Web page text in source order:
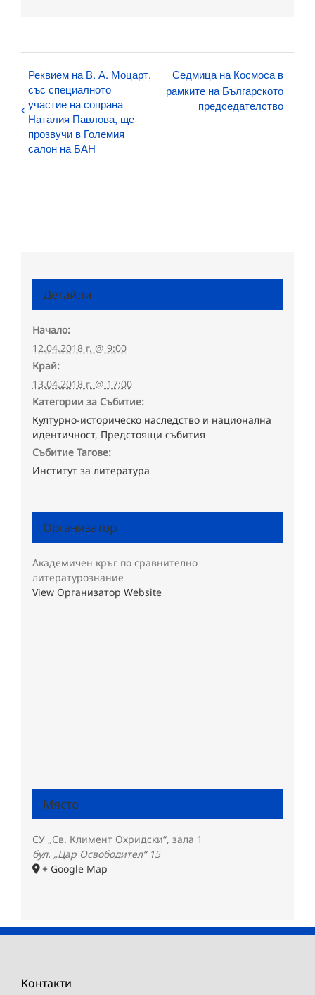
Реквием на В. А. Моцарт,
със специалното
участие на сопрана
Наталия Павлова, ще
прозвучи в Големия
салон на БАН
Седмица на Космоса в
рамките на Българското
председателство
Детайли
Начало:
12.04.2018 г. @ 9:00
Край:
13.04.2018 г. @ 17:00
Категории за Събитие:
Културно-историческо наследство и национална
идентичност, Предстоящи събития
Събитие Тагове:
Институт за литература
Организатор
Академичен кръг по сравнително
литературознание
View Организатор Website
Място
СУ „Св. Климент Охридски“, зала 1
бул. „Цар Освободител“ 15
+ Google Map
Контакти